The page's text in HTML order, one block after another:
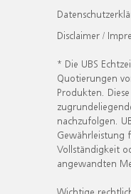
Disclaimer /
* Die UBS
Quotierungen
Produkten.
nachzufolgen.
Gewährleistung
Vollständigkeit
angewandten